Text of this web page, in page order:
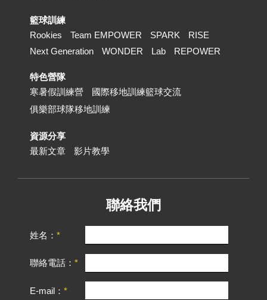
籃球訓練
Rookies
Team EMPOWER SPARK
RISE
Next Generation
WONDER Lab REPOWER
特色營隊
寒暑假訓練營
國際移地訓練籃球交流
俱樂部球隊移地訓練
資源分享
最新文章
影片教學
聯絡我們
姓名：
聯絡電話：
E-mail：